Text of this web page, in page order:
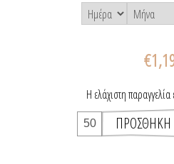
Η ελάχιστη παραγγελία